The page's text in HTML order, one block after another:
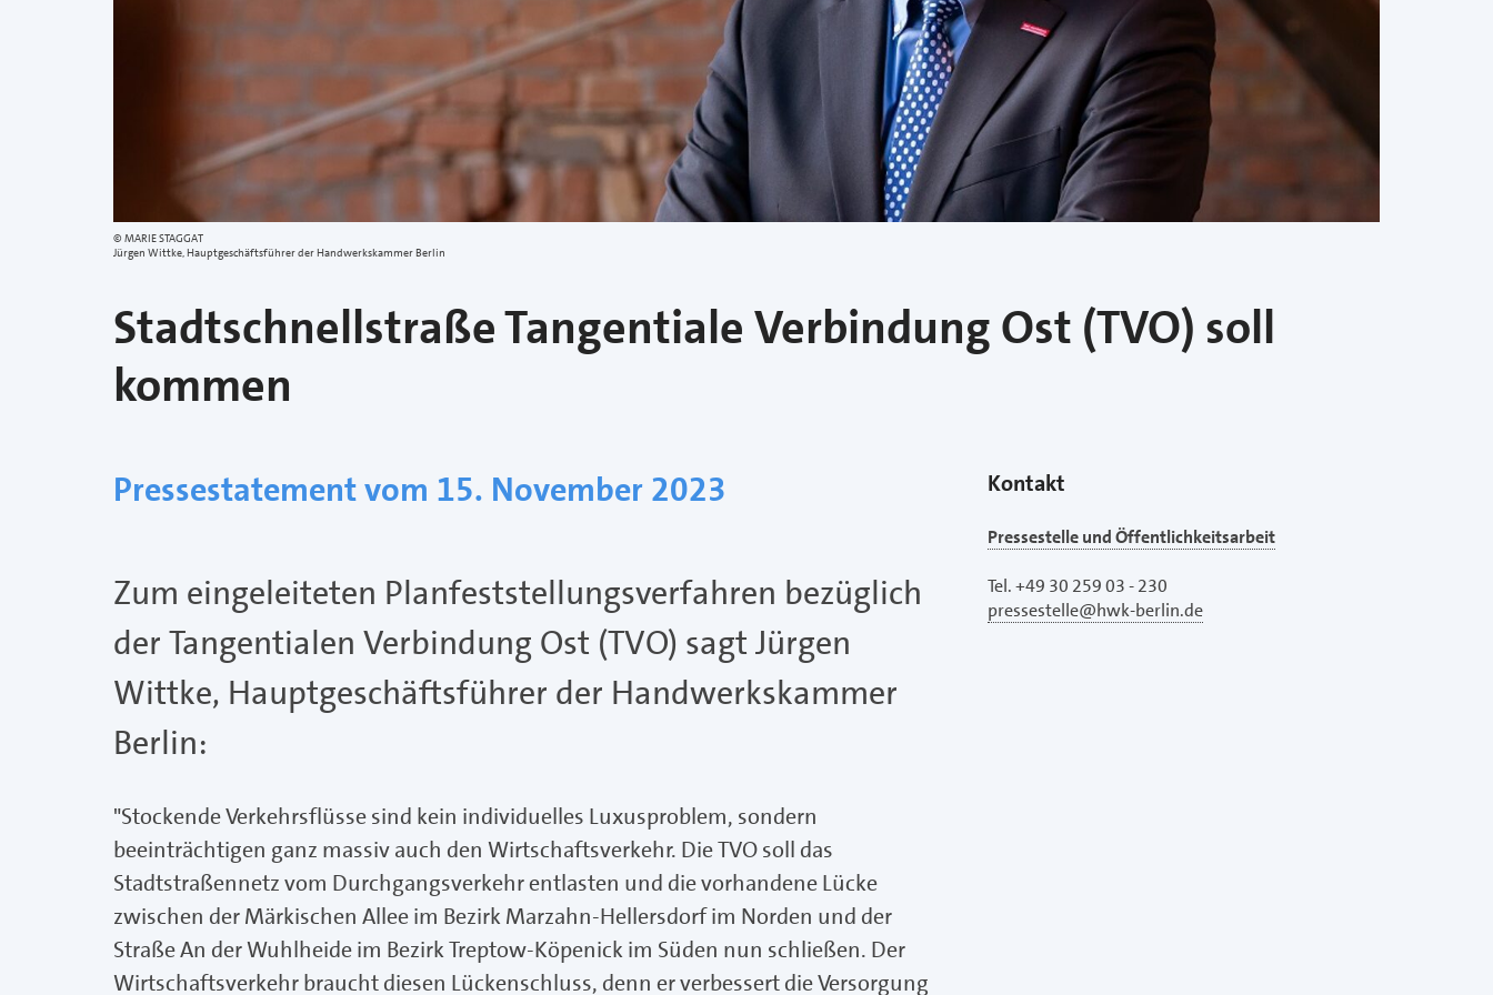
MARIE STAGGAT
Jürgen Wittke, Hauptgeschäftsführer der Handwerkskammer Berlin
Stadtschnellstraße Tangentiale Verbindung Ost (TVO) soll
kommen
Pressestatement vom 15. November 2023
Zum eingeleiteten Planfeststellungsverfahren bezüglich
der Tangentialen Verbindung Ost (TVO) sagt Jürgen
Wittke, Hauptgeschäftsführer der Handwerkskammer
Berlin:
"Stockende Verkehrsflüsse sind kein individuelles Luxusproblem, sondern
beeinträchtigen ganz massiv auch den Wirtschaftsverkehr. Die TVO soll das
Stadtstraßennetz vom Durchgangsverkehr entlasten und die vorhandene Lücke
zwischen der Märkischen Allee im Bezirk Marzahn-Hellersdorf im Norden und der
Straße An der Wuhlheide im Bezirk Treptow-Köpenick im Süden nun schließen. Der
Wirtschaftsverkehr braucht diesen Lückenschluss, denn er verbessert die Versorgung
Kontakt
Pressestelle und Öffentlichkeitsarbeit
Tel. +49 30 259 03 - 230
pressestelle@hwk-berlin.de